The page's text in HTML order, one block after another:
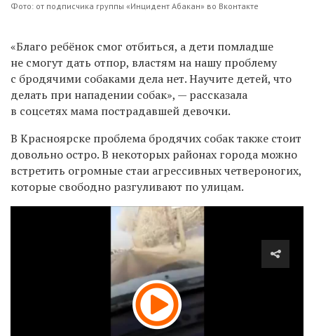
Фото: от подписчика группы «Инцидент Абакан» во Вконтакте
«Благо ребёнок смог отбиться, а дети помладше
не смогут дать отпор, властям на нашу проблему
с бродячими собаками дела нет. Научите детей, что
делать при нападении собак», — рассказала
в соцсетях мама пострадавшей девочки.
В Красноярске проблема бродячих собак также стоит
довольно остро. В некоторых районах города можно
встретить огромные стаи агрессивных четвероногих,
которые свободно разгуливают по улицам.